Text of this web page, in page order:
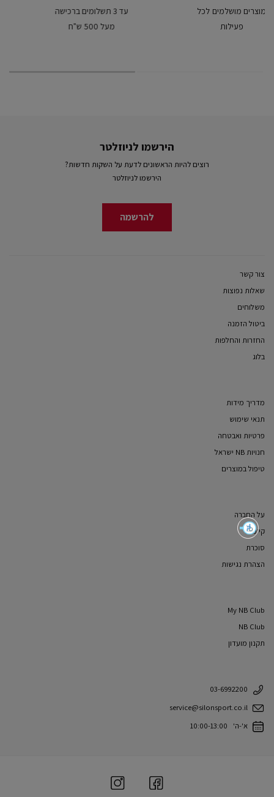
מוזמנים לפנות אלינו
מוצרים מושלמים לכל
פעילות
הירשמו לניוזלטר
רוצים להיות הראשונים לדעת על השקות חדשות?
הירשמו לניוזלטר
להרשמה
צור קשר
שאלות נפוצות
משלוחים
ביטול הזמנה
החזרות והחלפות
בלוג
מדריך מידות
תנאי שימוש
פרטיות ואבטחה
חנויות NB ישראל
טיפול במוצרים
על החברה
קיימות
סוכרת
הצהרת נגישות
My NB Club
NB Club
תקנון מועדון
03-6992200
service@silonsport.co.il
א'-ה' 10:00-13:00